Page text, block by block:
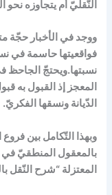
النّقليّ أم يتجاوزه
ووجد في الأخبار حجّة
فواقعيتها حاسمة في
نسبتها.ويحتجّ الجاحظ
المعجز إذ القبول به
الدّيانة ونسقها الفكريّ.
وبهذا التّكامل بين
بالمعقول المنطقيّ في
المعتزلة “شرح النّقل